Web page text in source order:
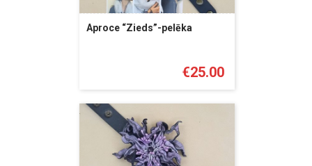
Aproce “Zieds”-pelēka
€25.00